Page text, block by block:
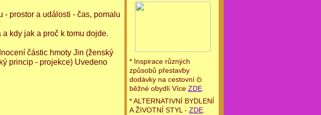
prostor a události - čas, pomalu
kdy jak a proč k tomu dojde.
částic hmoty Jin (ženský
princip - projekce) Uvedeno
* Inspirace různých
způsobů přestavby
dodávky na cestovní či
běžné obydlí Více ZDE.
* ALTERNATIVNÍ BYDLENÍ
A ŽIVOTNÍ STYL - ZDE.